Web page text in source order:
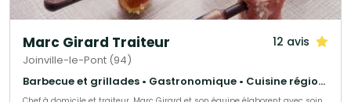
Marc Girard Traiteur 12 avis
Joinville-le-Pont (94)
Barbecue et grillades • Gastronomique • Cuisine régionale